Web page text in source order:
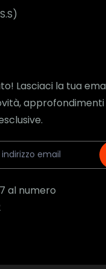
Lasciaci la tua
approfondimenti
al numero